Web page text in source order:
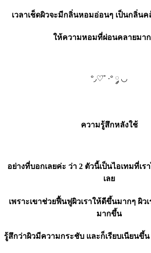
เวลาเช็ดผิวจะมีกลิ่นหอมอ่อนๆ เป็นกลิ่นค
ให้ความหอมที่ผ่อนคลายมา
°◞♡ ⃗ ·° ༘ ◡
ความรู้สึกหลังใช้
อย่างที่บอกเลยค่ะ ว่า 2 ตัวนี้เป็นไอเทมที่เ
เลย
เพราะเขาช่วยฟื้นฟูผิวเราให้ดีขึ้นมากๆ ผิว
มากขึ้น
รู้สึกว่าผิวมีความกระชับ และก็เรียบเนียนขึ้